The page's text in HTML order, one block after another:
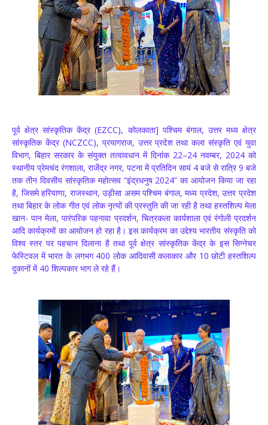
पूर्व क्षेत्र सांस्कृतिक केंद्र (EZCC), कोलकाता] पश्चिम बंगाल, उत्तर मध्य क्षेत्र
सांस्कृतिक केंद्र (NCZCC), प्रयागराज, उत्तर प्रदेश तथा कला संस्कृति एवं युवा
विभाग, बिहार सरकार के संयुक्त तत्वावधान में दिनांक 22–24 नवम्बर, 2024 को
स्थानीय प्रेमचंद रंगशाला, राजेंद्र नगर, पटना में प्रतिदिन सायं 4 बजे से रात्रि 9 बजे
तक तीन दिवसीय सांस्कृतिक महोत्सव “इंद्रधनुष 2024” का आयोजन किया जा रहा
है, जिसमे हरियाणा, राजस्थान, उड़ीसा असम पश्चिम बंगाल, मध्य प्रदेश, उत्तर प्रदेश
तथा बिहार के लोक गीत एवं लोक नृत्यों की प्रस्तुति की जा रही है तथा हस्तशिल्प मेला
खान- पान मेला, पारंपरिक पहनावा प्रदर्शन, चित्रकला कार्यशाला एवं रंगोली प्रदर्शन
आदि कार्यक्रमों का आयोजन हो रहा है। इस कार्यक्रम का उद्देश्य भारतीय संस्कृति को
विश्व स्तर पर पहचान दिलाना है तथा पूर्व क्षेत्र सांस्कृतिक केंद्र के इस सिग्नेचर
फेस्टिवल में भारत के लगभग 400 लोक आदिवासी कलाकार और 10 छोटी हस्तशिल्प
दुकानों में 40 शिल्पकार भाग ले रहे हैं।